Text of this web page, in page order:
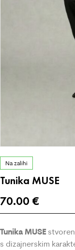
Na zalihi
Tunika MUSE
70.00€
Tunika MUSE
s dizajnerskim